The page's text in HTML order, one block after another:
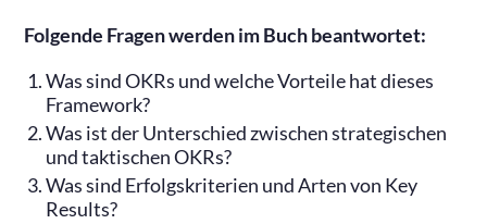
Folgende Fragen werden im Buch beantwortet:
Was sind OKRs und welche Vorteile hat dieses
Framework?
Was ist der Unterschied zwischen strategischen
und taktischen OKRs?
Was sind Erfolgskriterien und Arten von Key
Results?